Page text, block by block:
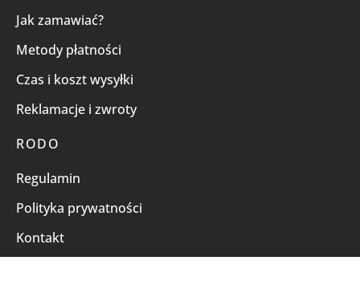
Jak zamawiać?
Metody płatności
Czas i koszt wysyłki
Reklamacje i zwroty
RODO
Regulamin
Polityka prywatności
Kontakt